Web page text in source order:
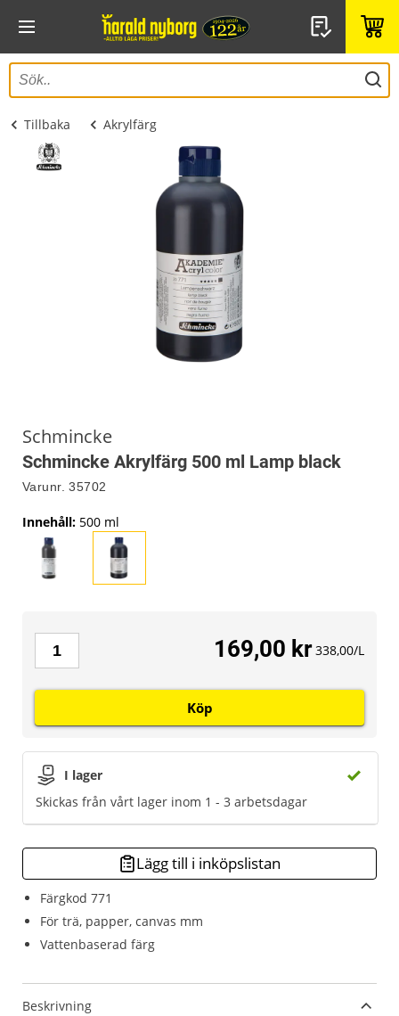
Tillbaka Akrylfärg
Schmincke
Schmincke Akrylfärg 500 ml Lamp black
Varunr. 35702
Färgkod 771
För trä, papper, canvas mm
Vattenbaserad färg
Innehåll: 500 ml
I lager
Skickas från vårt lager inom 1 - 3 arbetsdagar
169,00 kr 338,00/L
Köp
Lägg till i inköpslistan
Beskrivning